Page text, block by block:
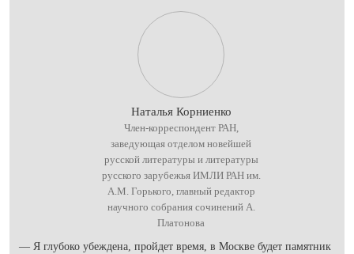
Наталья Корниенко
Член-корреспондент РАН,
заведующая отделом новейшей
русской литературы и литературы
русского зарубежья ИМЛИ РАН им.
А.М. Горького, главный редактор
научного собрания сочинений А.
Платонова
— Я глубоко убеждена, пройдет время, в Москве будет памятник